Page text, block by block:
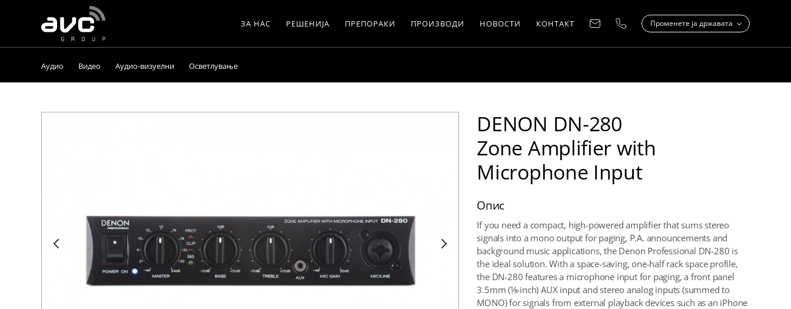
AVC
ЗА НАС РЕШЕНИЈА ПРЕПОРАКИ ПРОИЗВОДИ НОВОСТИ КОНТАКТ Променете ja државата
Аудио Видео Аудио-визуелни Осветлување
DENON DN-280
Zone Amplifier with
Microphone Input
Опис
If you need a compact, high-powered amplifier that sums stereo
signals into a mono output for paging, P.A. announcements and
background music applications, the Denon Professional DN-280 is
the ideal solution. With a space-saving, one-half rack space profile,
the DN-280 features a microphone input for paging, a front panel
3.5mm (1⁄8-inch) AUX input and stereo analog inputs (summed to
MONO) for signals from external playback devices such as an iPhone